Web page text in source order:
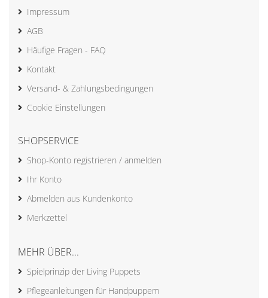
Impressum
AGB
Häufige Fragen - FAQ
Kontakt
Versand- & Zahlungsbedingungen
Cookie Einstellungen
SHOPSERVICE
Shop-Konto registrieren / anmelden
Ihr Konto
Abmelden aus Kundenkonto
Merkzettel
MEHR ÜBER...
Spielprinzip der Living Puppets
Pflegeanleitungen für Handpuppem